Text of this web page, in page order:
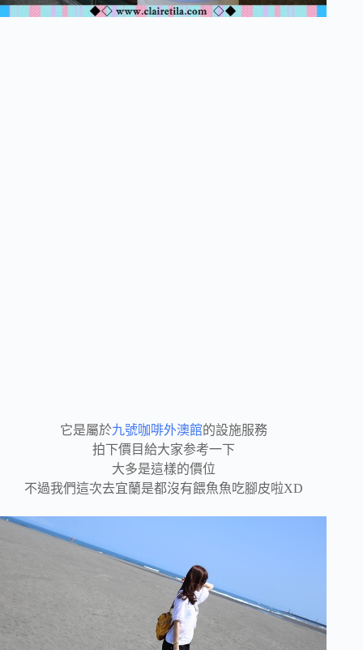
它是屬於九號咖啡外澳館的設施服務
拍下價目給大家参考一下
大多是這樣的價位
不過我們這次去宜蘭是都沒有餵魚魚吃腳皮啦XD